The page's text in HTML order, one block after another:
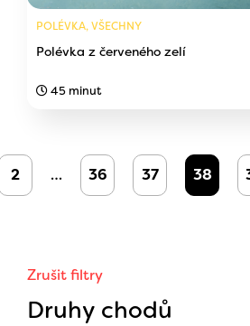
Zrušit filtry
Druhy chodů
POLÉVKA, VŠECHNY
Polévka z červeného zelí
45 minut
2 … 36 37 38